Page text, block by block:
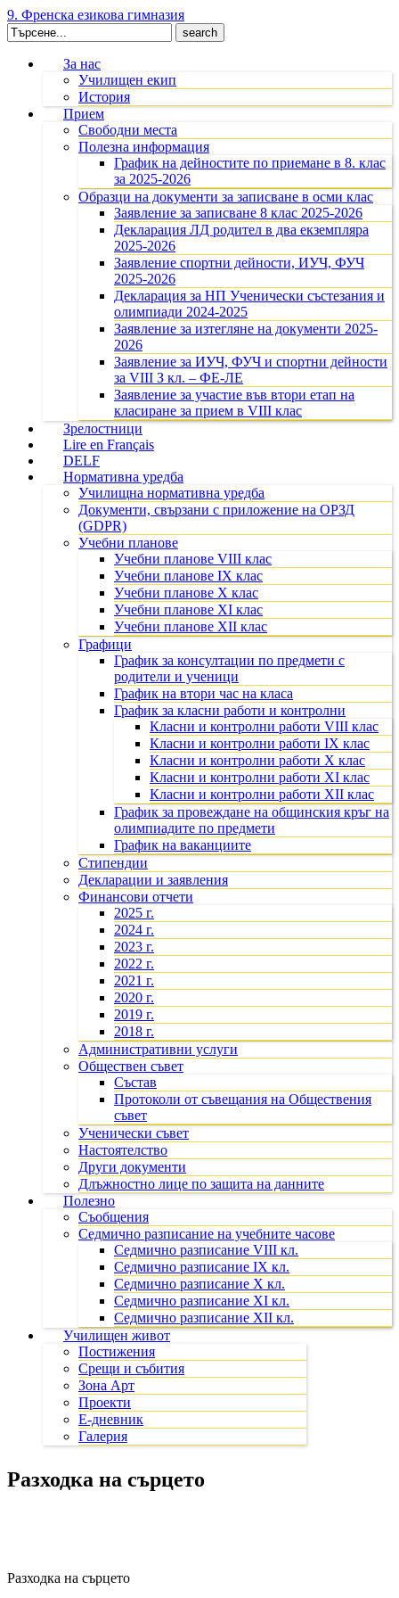
9. Френска езикова гимназия
Search
for:
За нас
Училищен екип
История
Прием
Свободни места
Полезна информация
График на дейностите по приемане в 8. клас
за 2025-2026
Образци на документи за записване в осми клас
Заявление за записване 8 клас 2025-2026
Декларация ЛД родител в два екземпляра
2025-2026
Заявление спортни дейности, ИУЧ, ФУЧ
2025-2026
Декларация за НП Ученически състезания и
олимпиади 2024-2025
Заявление за изтегляне на документи 2025-
2026
Заявление за ИУЧ, ФУЧ и спортни дейности
за VIII З кл. – ФЕ-ЛЕ
Заявление за участие във втори етап на
класиране за прием в VIII клас
Зрелостници
Lire en Français
DELF
Нормативна уредба
Училищна нормативна уредба
Документи, свързани с приложение на ОРЗД
(GDPR)
Учебни планове
Учебни планове VIII клас
Учебни планове IX клас
Учебни планове X клас
Учебни планове XI клас
Учебни планове XII клас
Графици
График за консултации по предмети с
родители и ученици
График на втори час на класа
График за класни работи и контролни
Класни и контролни работи VIII клас
Класни и контролни работи IX клас
Класни и контролни работи X клас
Класни и контролни работи XI клас
Класни и контролни работи XII клас
График за провеждане на общинския кръг на
олимпиадите по предмети
График на ваканциите
Стипендии
Декларации и заявления
Финансови отчети
2025 г.
2024 г.
2023 г.
2022 г.
2021 г.
2020 г.
2019 г.
2018 г.
Административни услуги
Обществен съвет
Състав
Протоколи от съвещания на Обществения
съвет
Ученически съвет
Настоятелство
Други документи
Длъжностно лице по защита на данните
Полезно
Съобщения
Седмично разписание на учебните часове
Седмично разписание VIII кл.
Седмично разписание IX кл.
Седмично разписание X кл.
Седмично разписание XI кл.
Седмично разписание XII кл.
Училищен живот
Постижения
Срещи и събития
Зона Арт
Проекти
Е-дневник
Галерия
Разходка на сърцето
Разходка на сърцето